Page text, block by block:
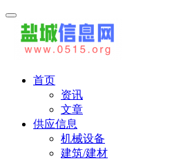
首页
资讯
文章
供应信息
机械设备
建筑/建材